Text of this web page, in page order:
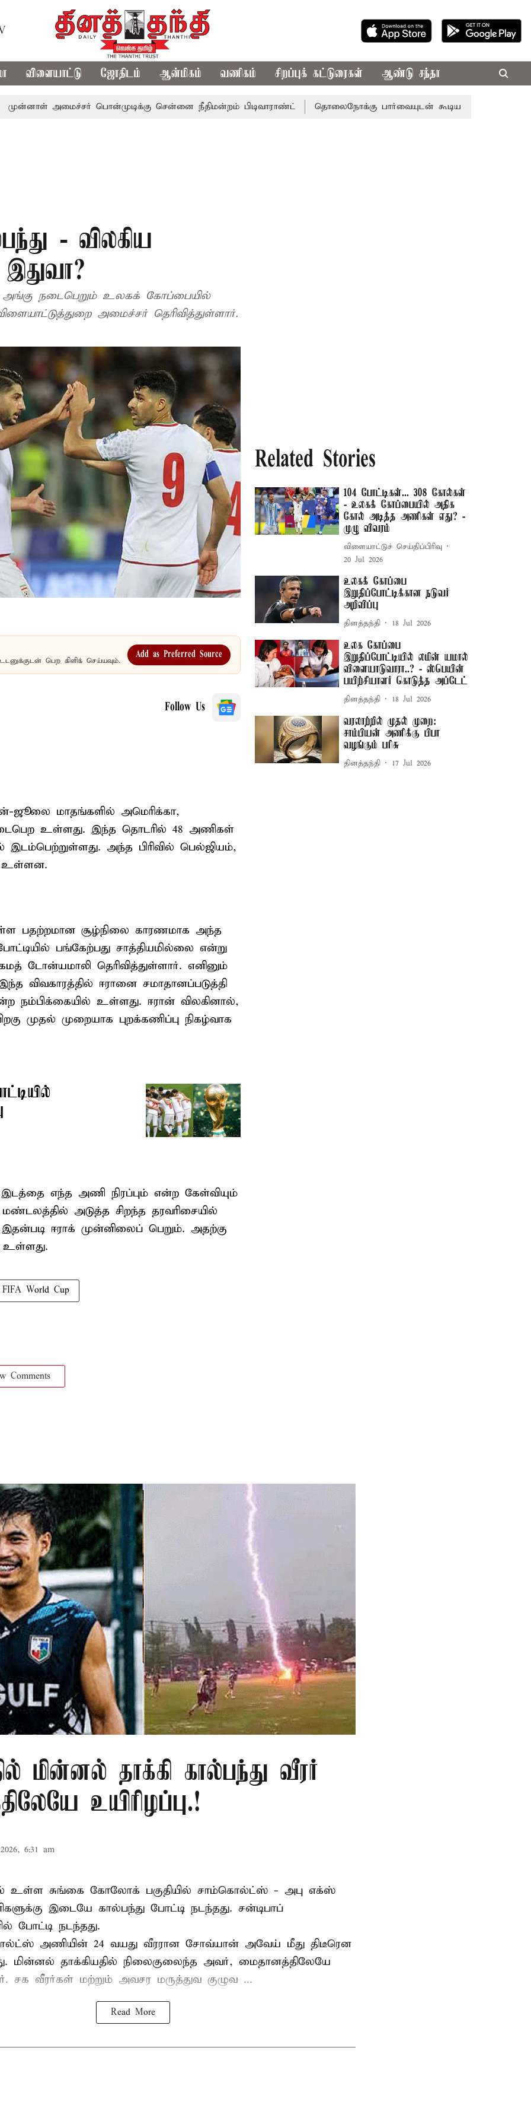
விளையாட்டு ஜோதிடம் ஆன்மிகம் வணிகம் சிறப்புக் கட்டுரைகள் ஆண்டு சந்தா
அமைச்சர் பொன்முடிக்கு சென்னை நீதிமன்றம் பிடிவாராண்ட் தொலைநோக்கு பார்வையுடன் கூடிய வேளாண் பட்ஜெட்: முதல்-
- விலகிய
அங்கு நடைபெறும் உலகக் கோப்பையில்
அமைச்சர் தெரிவித்துள்ளார்.
பெற கிளிக் செய்யவும்.
Add as Preferred Source
Follow Us
ஜூலை மாதங்களில் அமெரிக்கா,
உள்ளது. இந்த தொடரில் 48 அணிகள்
இடம்பெற்றுள்ளது. அந்த பிரிவில் பெல்ஜியம்,
உள்ளன.
பதற்றமான சூழ்நிலை காரணமாக அந்த
பங்கேற்பது சாத்தியமில்லை என்று
டோன்யமாலி தெரிவித்துள்ளார். எனினும்
விவகாரத்தில் ஈரானை சமாதானப்படுத்தி
நம்பிக்கையில் உள்ளது. ஈரான் விலகினால்,
முதல் முறையாக புறக்கணிப்பு நிகழ்வாக
எந்த அணி நிரப்பும் என்ற கேள்வியும்
மண்டலத்தில் அடுத்த சிறந்த தரவரிசையில்
ஈராக் முன்னிலைப் பெறும். அதற்கு
உள்ளது.
FIFA World Cup
Comments
Related Stories
104 போட்டிகள்... 308 கோல்கள்
- உலகக் கோப்பையில் அதிக
கோல் அடித்த அணிகள் எது? -
முழு விவரம்
விளையாட்டுச் செய்திப்பிரிவு
20 Jul 2026
உலகக் கோப்பை
இறுதிப்போட்டிக்கான நடுவர்
அறிவிப்பு
தினத்தந்தி 18 Jul 2026
உலக கோப்பை
இறுதிப்போட்டியில் லமின் யமால்
விளையாடுவாரா..? - ஸ்பெயின்
பயிற்சியாளர் கொடுத்த அப்டேட்
தினத்தந்தி 18 Jul 2026
வரலாற்றில் முதல் முறை:
சாம்பியன் அணிக்கு பிபா
வழங்கும் பரிசு
தினத்தந்தி 17 Jul 2026
மின்னல் தாக்கி கால்பந்து வீரர்
உயிரிழப்பு.!
6:31 am
உள்ள சுங்கை கோலோக் பகுதியில் சாம்கொல்ட்ஸ் - அபு எக்ஸ்
இடையே கால்பந்து போட்டி நடந்தது. சன்டிபாப்
போட்டி நடந்தது.
அணியின் 24 வயது வீரரான சோவ்யான் அவேய் மீது திடீரென
மின்னல் தாக்கியதில் நிலைகுலைந்த அவர், மைதானத்திலேயே
சக வீரர்கள் மற்றும் அவசர மருத்துவ குழுவ ...
Read More